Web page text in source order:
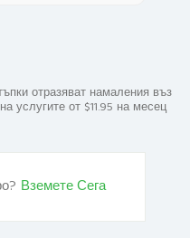
отразяват намаления въз
услугите от $11.95 на месец
Вземете Сега